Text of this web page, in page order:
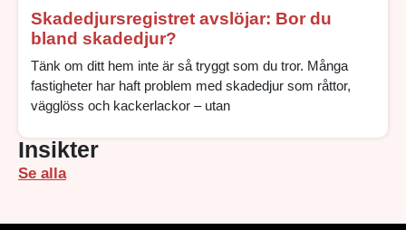
Skadedjursregistret avslöjar: Bor du
bland skadedjur?
Tänk om ditt hem inte är så tryggt som du tror. Många
fastigheter har haft problem med skadedjur som råttor,
vägglöss och kackerlackor – utan
Insikter
Se alla